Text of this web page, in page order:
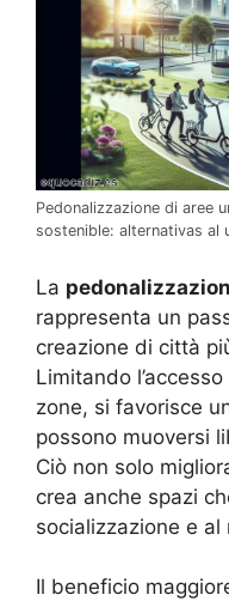
Pedonalizzazione di aree
sostenible: alternativas al
La
rappresenta un
creazione di città
Limitando
zone, si favorisce
possono muoversi
Ciò non solo
crea anche spazi
socializzazione e al
Il beneficio